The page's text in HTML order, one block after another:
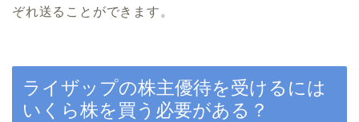
ぞれ送ることができます。
ライザップの株主優待を受けるには
いくら株を買う必要がある？